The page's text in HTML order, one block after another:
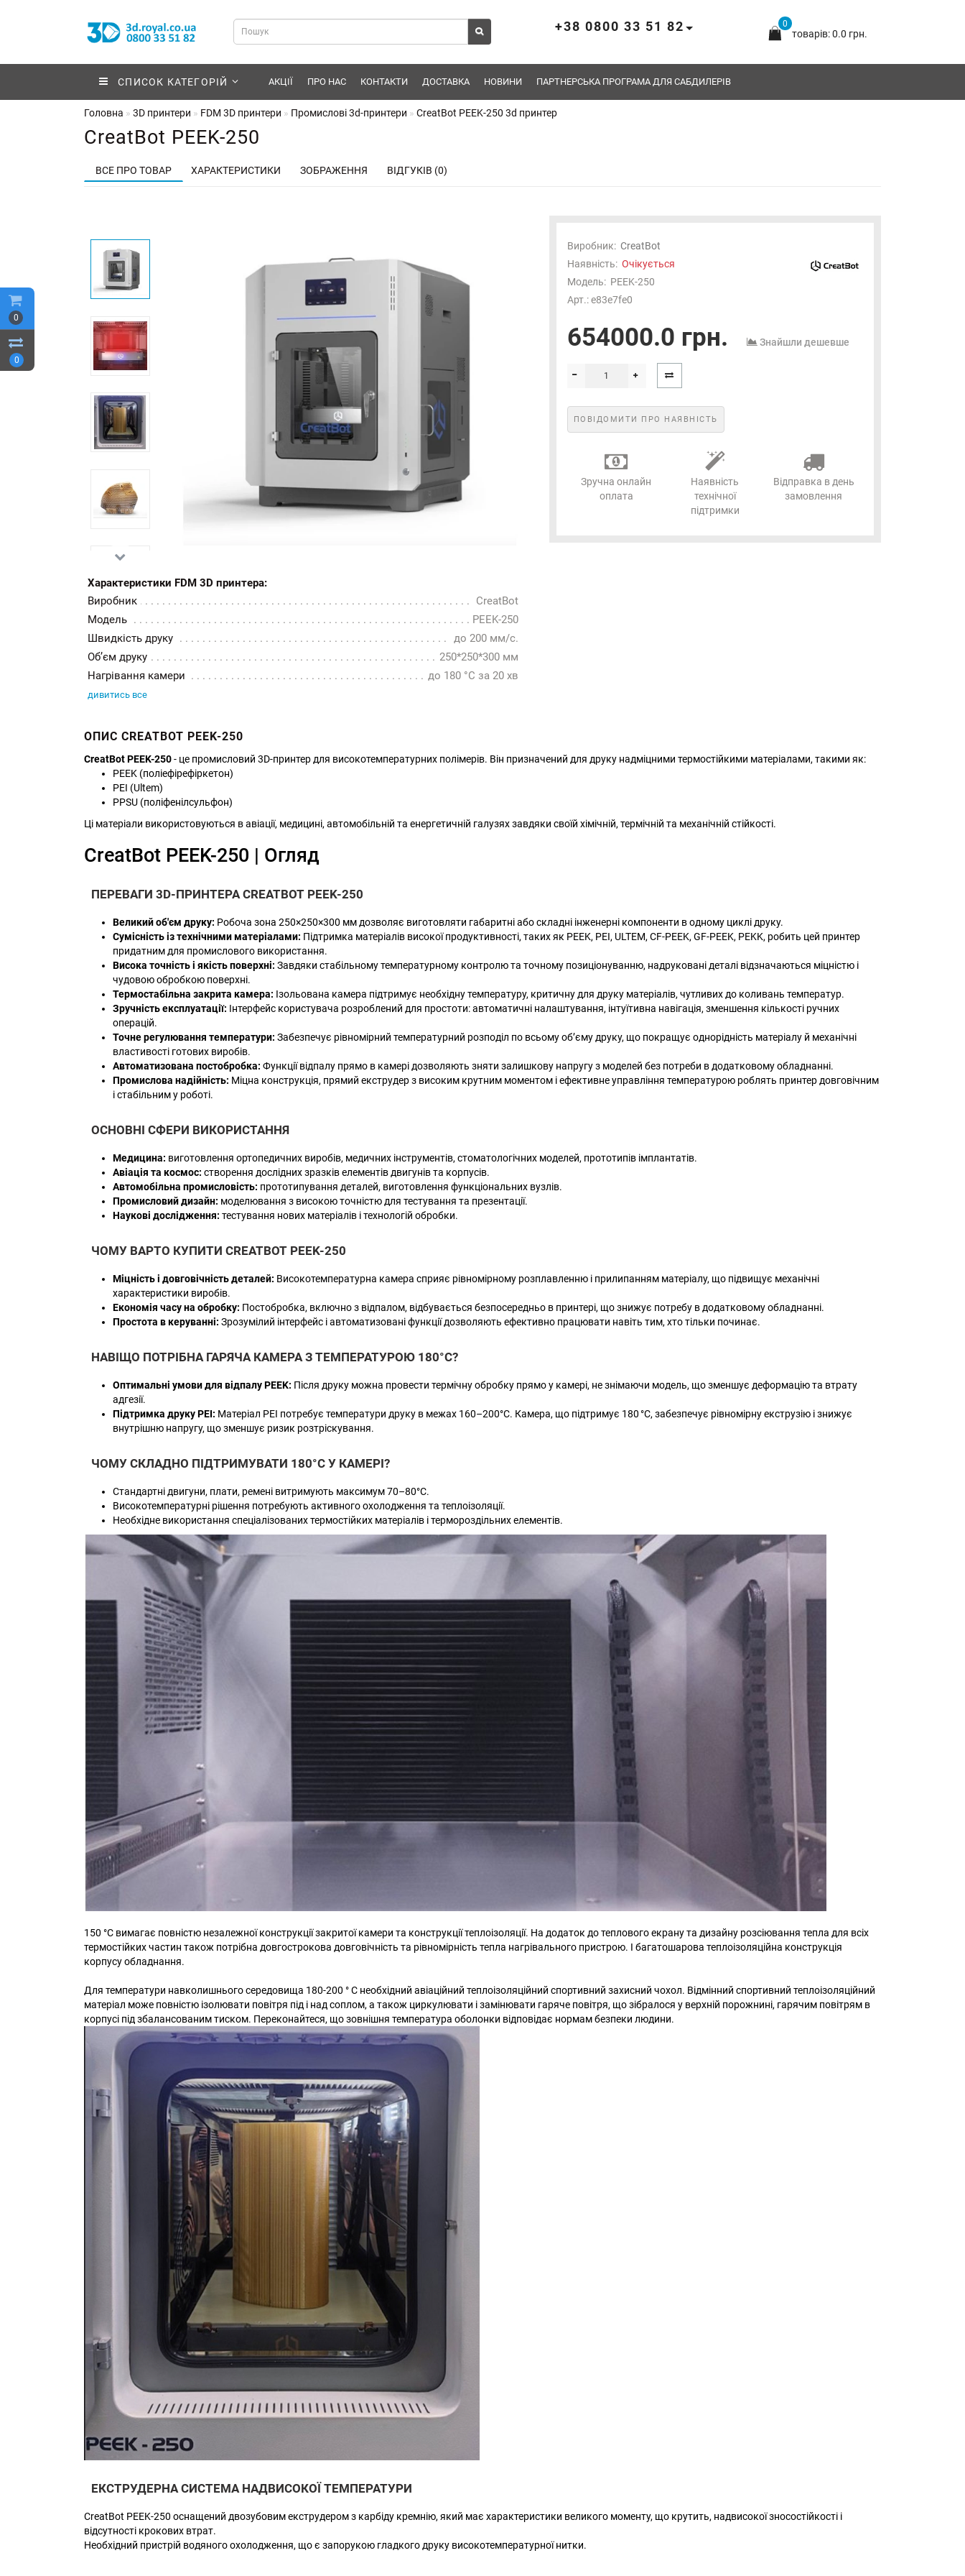
0
0
0
товарів: 0.0 грн.
+38 0800 33 51 82
СПИСОК КАТЕГОРІЙ АКЦІЇ ПРО НАС КОНТАКТИ ДОСТАВКА НОВИНИ ПАРТНЕРСЬКА ПРОГРАМА ДЛЯ САБДИЛЕРІВ
Головна 3D принтери FDM 3D принтери Промислові 3d-принтери CreatBot PEEK-250 3d принтер
CreatBot PEEK-250
ВСЕ ПРО ТОВАР ХАРАКТЕРИСТИКИ ЗОБРАЖЕННЯ ВІДГУКІВ (0)
Характеристики FDM 3D принтера:
Виробник
CreatBot
Модель
PEEK-250
Швидкість друку
до 200 мм/с.
Об’єм друку
250*250*300 мм
Нагрівання камери
до 180 °C за 20 хв
дивитись все
Виробник: CreatBot
Наявність: Очікується
Модель: PEEK-250
Арт.: e83e7fe0
654000.0 грн. Знайшли дешевше
ПОВІДОМИТИ ПРО НАЯВНІСТЬ
Зручна онлайн
оплата
Наявність
технічної
підтримки
Відправка в день
замовлення
ОПИС CREATBOT PEEK-250
CreatBot PEEK-250- це промисловий 3D-принтер для високотемпературних полімерів. Він призначений для друку надміцними термостійкими матеріалами, такими як:
PEEK (поліефірефіркетон)
PEI (Ultem)
PPSU (поліфенілсульфон)
Ці матеріали використовуються в авіації, медицині, автомобільній та енергетичній галузях завдяки своїй хімічній, термічній та механічній стійкості.
CreatBot PEEK-250 | Огляд
ПЕРЕВАГИ 3D-ПРИНТЕРА CREATBOT PEEK-250
Великий об'єм друку: Робоча зона 250×250×300 мм дозволяє виготовляти габаритні або складні інженерні компоненти в одному циклі друку.
Сумісність із технічними матеріалами: Підтримка матеріалів високої продуктивності, таких як PEEK, PEI, ULTEM, CF-PEEK, GF-PEEK, PEKK, робить цей принтер
придатним для промислового використання.
Висока точність і якість поверхні: Завдяки стабільному температурному контролю та точному позиціонуванню, надруковані деталі відзначаються міцністю і
чудовою обробкою поверхні.
Термостабільна закрита камера: Ізольована камера підтримує необхідну температуру, критичну для друку матеріалів, чутливих до коливань температур.
Зручність експлуатації: Інтерфейс користувача розроблений для простоти: автоматичні налаштування, інтуїтивна навігація, зменшення кількості ручних
операцій.
Точне регулювання температури: Забезпечує рівномірний температурний розподіл по всьому об’єму друку, що покращує однорідність матеріалу й механічні
властивості готових виробів.
Автоматизована постобробка: Функції відпалу прямо в камері дозволяють зняти залишкову напругу з моделей без потреби в додатковому обладнанні.
Промислова надійність: Міцна конструкція, прямий екструдер з високим крутним моментом і ефективне управління температурою роблять принтер довговічним
і стабільним у роботі.
ОСНОВНІ СФЕРИ ВИКОРИСТАННЯ
Медицина: виготовлення ортопедичних виробів, медичних інструментів, стоматологічних моделей, прототипів імплантатів.
Авіація та космос: створення дослідних зразків елементів двигунів та корпусів.
Автомобільна промисловість: прототипування деталей, виготовлення функціональних вузлів.
Промисловий дизайн: моделювання з високою точністю для тестування та презентації.
Наукові дослідження: тестування нових матеріалів і технологій обробки.
ЧОМУ ВАРТО КУПИТИ CREATBOT PEEK-250
Міцність і довговічність деталей: Високотемпературна камера сприяє рівномірному розплавленню і прилипанням матеріалу, що підвищує механічні
характеристики виробів.
Економія часу на обробку: Постобробка, включно з відпалом, відбувається безпосередньо в принтері, що знижує потребу в додатковому обладнанні.
Простота в керуванні: Зрозумілий інтерфейс і автоматизовані функції дозволяють ефективно працювати навіть тим, хто тільки починає.
НАВІЩО ПОТРІБНА ГАРЯЧА КАМЕРА З ТЕМПЕРАТУРОЮ 180°C?
Оптимальні умови для відпалу PEEK: Після друку можна провести термічну обробку прямо у камері, не знімаючи модель, що зменшує деформацію та втрату
адгезії.
Підтримка друку PEI: Матеріал PEI потребує температури друку в межах 160–200°C. Камера, що підтримує 180 °C, забезпечує рівномірну екструзію і знижує
внутрішню напругу, що зменшує ризик розтріскування.
ЧОМУ СКЛАДНО ПІДТРИМУВАТИ 180°C У КАМЕРІ?
Стандартні двигуни, плати, ремені витримують максимум 70–80°C.
Високотемпературні рішення потребують активного охолодження та теплоізоляції.
Необхідне використання спеціалізованих термостійких матеріалів і термороздільних елементів.
150 °C вимагає повністю незалежної конструкції закритої камери та конструкції теплоізоляції. На додаток до теплового екрану та дизайну розсіювання тепла для всіх
термостійких частин також потрібна довгострокова довговічність та рівномірність тепла нагрівального пристрою. І багатошарова теплоізоляційна конструкція
корпусу обладнання.
Для температури навколишнього середовища 180-200 ° C необхідний авіаційний теплоізоляційний спортивний захисний чохол. Відмінний спортивний теплоізоляційний
матеріал може повністю ізолювати повітря під і над соплом, а також циркулювати і замінювати гаряче повітря, що зібралося у верхній порожнині, гарячим повітрям в
корпусі під збалансованим тиском. Переконайтеся, що зовнішня температура оболонки відповідає нормам безпеки людини.
ЕКСТРУДЕРНА СИСТЕМА НАДВИСОКОЇ ТЕМПЕРАТУРИ
CreatBot PEEK-250 оснащений двозубовим екструдером з карбіду кремнію, який має характеристики великого моменту, що крутить, надвисокої зносостійкості і
відсутності крокових втрат.
Необхідний пристрій водяного охолодження, що є запорукою гладкого друку високотемпературної нитки.
Отримуйте першими новини про надходження,
підписуйтесь!
Електронна пошта